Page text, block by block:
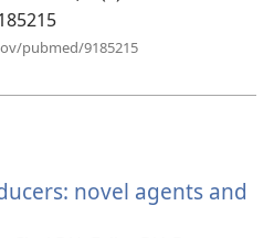
開
pubmed/9185215
く）
novel agents and